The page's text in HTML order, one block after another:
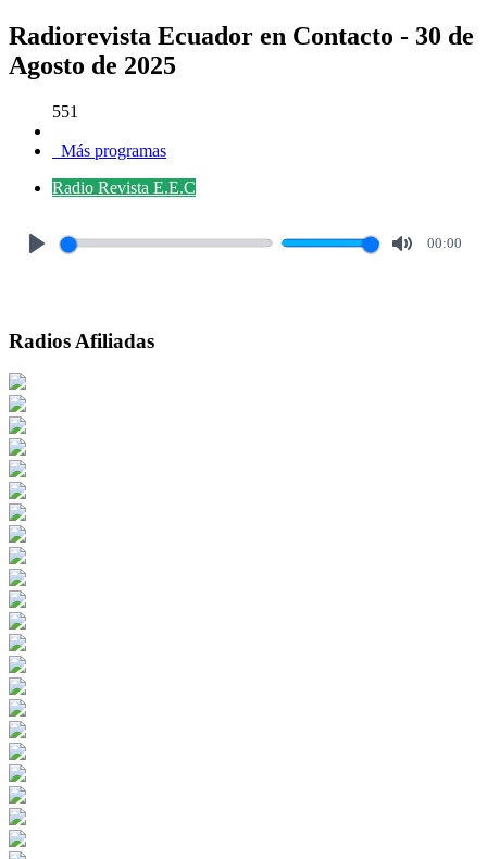
Radiorevista Ecuador en Contacto - 30 de
Agosto de 2025
551
Más programas
Radio Revista E.E.C
00:00
Radios Afiliadas